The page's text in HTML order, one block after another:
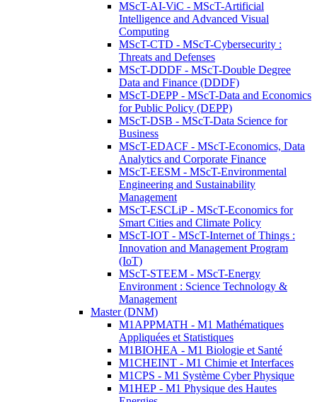
MScT-AI-ViC - MScT-Artificial
Intelligence and Advanced Visual
Computing
MScT-CTD - MScT-Cybersecurity :
Threats and Defenses
MScT-DDDF - MScT-Double Degree
Data and Finance (DDDF)
MScT-DEPP - MScT-Data and Economics
for Public Policy (DEPP)
MScT-DSB - MScT-Data Science for
Business
MScT-EDACF - MScT-Economics, Data
Analytics and Corporate Finance
MScT-EESM - MScT-Environmental
Engineering and Sustainability
Management
MScT-ESCLiP - MScT-Economics for
Smart Cities and Climate Policy
MScT-IOT - MScT-Internet of Things :
Innovation and Management Program
(IoT)
MScT-STEEM - MScT-Energy
Environment : Science Technology &
Management
Master (DNM)
M1APPMATH - M1 Mathématiques
Appliquées et Statistiques
M1BIOHEA - M1 Biologie et Santé
M1CHEINT - M1 Chimie et Interfaces
M1CPS - M1 Système Cyber Physique
M1HEP - M1 Physique des Hautes